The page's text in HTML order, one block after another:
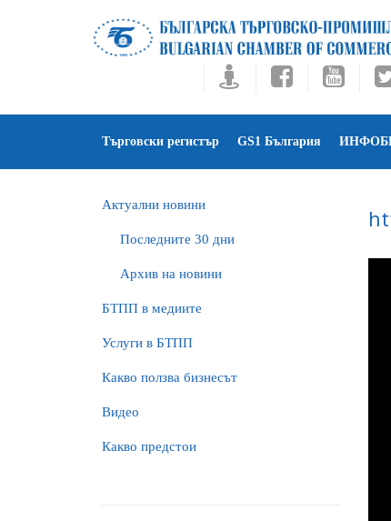
Търговски регистър GS1 България
Актуални новини
Последните 30 дни
Архив на новини
БTПП в медиите
Услуги в БТПП
Какво ползва бизнесът
Видео
Какво предстои